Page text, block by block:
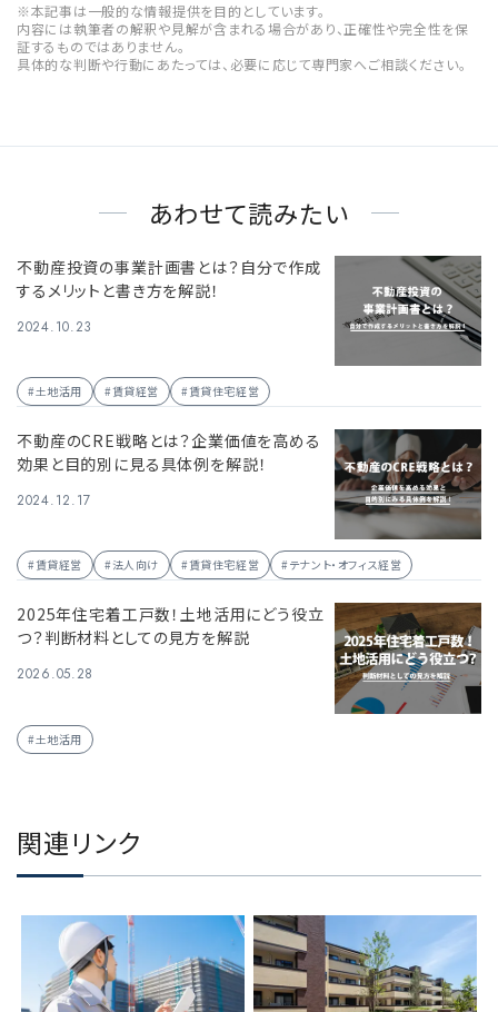
※本記事は一般的な情報提供を目的としています。
内容には執筆者の解釈や見解が含まれる場合があり、正確性や完全性を保
証するものではありません。
具体的な判断や行動にあたっては、必要に応じて専門家へご相談ください。
あわせて読みたい
不動産投資の事業計画書とは？自分で作成
するメリットと書き方を解説！
2024.10.23
#土地活用 #賃貸経営 #賃貸住宅経営
不動産のCRE戦略とは？企業価値を高める
効果と目的別に見る具体例を解説！
2024.12.17
#賃貸経営 #法人向け #賃貸住宅経営 #テナント・オフィス経営
2025年住宅着工戸数！土地活用にどう役立
つ？判断材料としての見方を解説
2026.05.28
#土地活用
関連リンク